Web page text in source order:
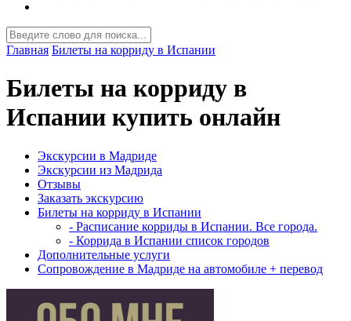
Главная Билеты на корриду в Испании
Билеты на корриду в
Испании купить онлайн
Экскурсии в Мадриде
Экскурсии из Мадрида
Отзывы
Заказать экскурсию
Билеты на корриду в Испании
- Расписание корриды в Испании. Все города.
- Коррида в Испании список городов
Дополнительные услуги
Сопровождение в Мадриде на автомобиле + перевод